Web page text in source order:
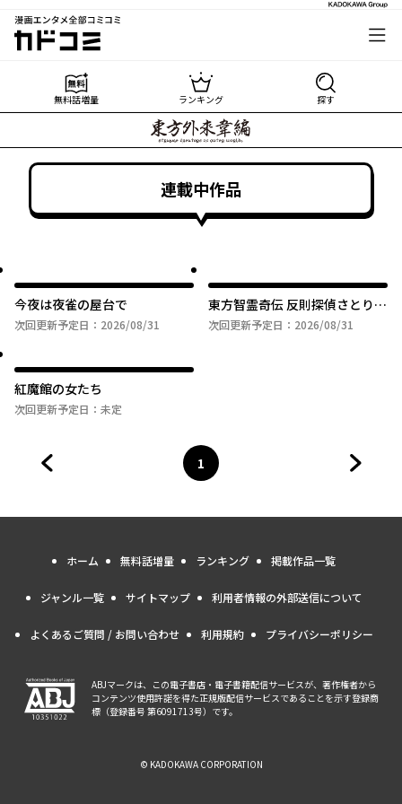
漫画エンタメ全部コミコミ
カドコミ
無料話増量 ランキング 探す
連載中作品
今夜は夜雀の屋台で
次回更新予定日： 2026/08/31
東方智霊奇伝 反則探偵さとり
サンサーラ編
次回更新予定日： 2026/08/31
紅魔館の女たち
次回更新予定日： 未定
ページ
1
へ
ホーム 無料話増量 ランキング 掲載作品一覧
ジャンル一覧 サイトマップ 利用者情報の外部送信について
よくあるご質問 / お問い合わせ 利用規約 プライバシーポリシー
ABJマークは、この電子書店・電子書籍配信サービスが、著作権者から
コンテンツ使用許諾を得た正規版配信サービスであることを示す登録商
標（登録番号 第6091713号）です。
© KADOKAWA CORPORATION